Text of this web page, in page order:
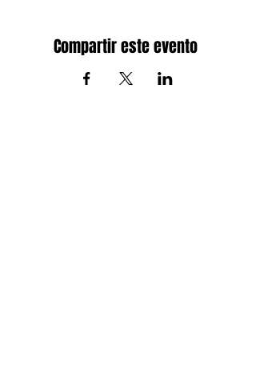
Compartir este evento